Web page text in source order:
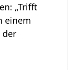
„Trifft
einem
der